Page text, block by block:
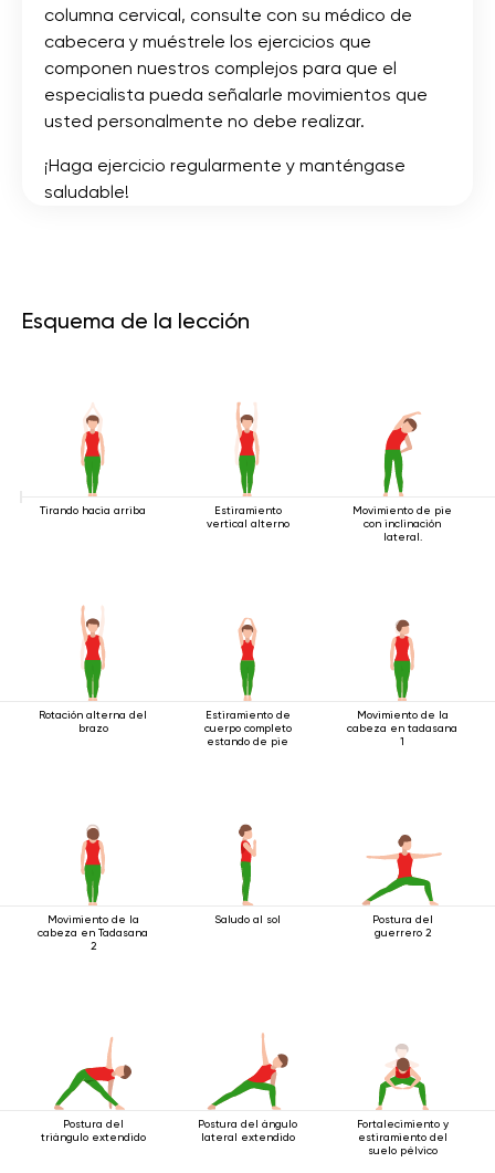
columna cervical, consulte con su médico de
cabecera y muéstrele los ejercicios que
componen nuestros complejos para que el
especialista pueda señalarle movimientos que
usted personalmente no debe realizar.
¡Haga ejercicio regularmente y manténgase
saludable!
Esquema de la lección
Tirando hacia arriba
Estiramiento
vertical alterno
Movimiento de pie
con inclinación
lateral.
Rotación alterna del
brazo
Estiramiento de
cuerpo completo
estando de pie
Movimiento de la
cabeza en tadasana
1
Movimiento de la
cabeza en Tadasana
2
Saludo al sol
Postura del
guerrero 2
Postura del
triángulo extendido
Postura del ángulo
lateral extendido
Fortalecimiento y
estiramiento del
suelo pélvico